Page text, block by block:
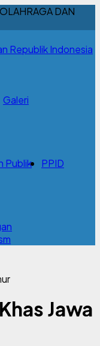
DAN
Galeri
Publik PPID
Jawa